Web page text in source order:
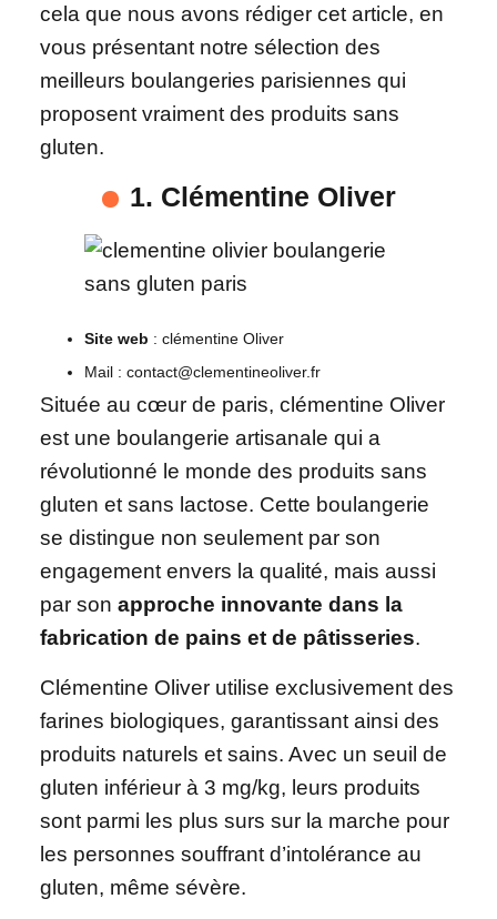
cela que nous avons rédiger cet article, en
vous présentant notre sélection des
meilleurs boulangeries parisiennes qui
proposent vraiment des produits sans
gluten.
1. Clémentine Oliver
Site web : clémentine Oliver
Mail : contact@clementineoliver.fr
Située au cœur de paris, clémentine Oliver
est une boulangerie artisanale qui a
révolutionné le monde des produits sans
gluten et sans lactose. Cette boulangerie
se distingue non seulement par son
engagement envers la qualité, mais aussi
par son approche innovante dans la
fabrication de pains et de pâtisseries.
Clémentine Oliver utilise exclusivement des
farines biologiques, garantissant ainsi des
produits naturels et sains. Avec un seuil de
gluten inférieur à 3 mg/kg, leurs produits
sont parmi les plus surs sur la marche pour
les personnes souffrant d’intolérance au
gluten, même sévère.